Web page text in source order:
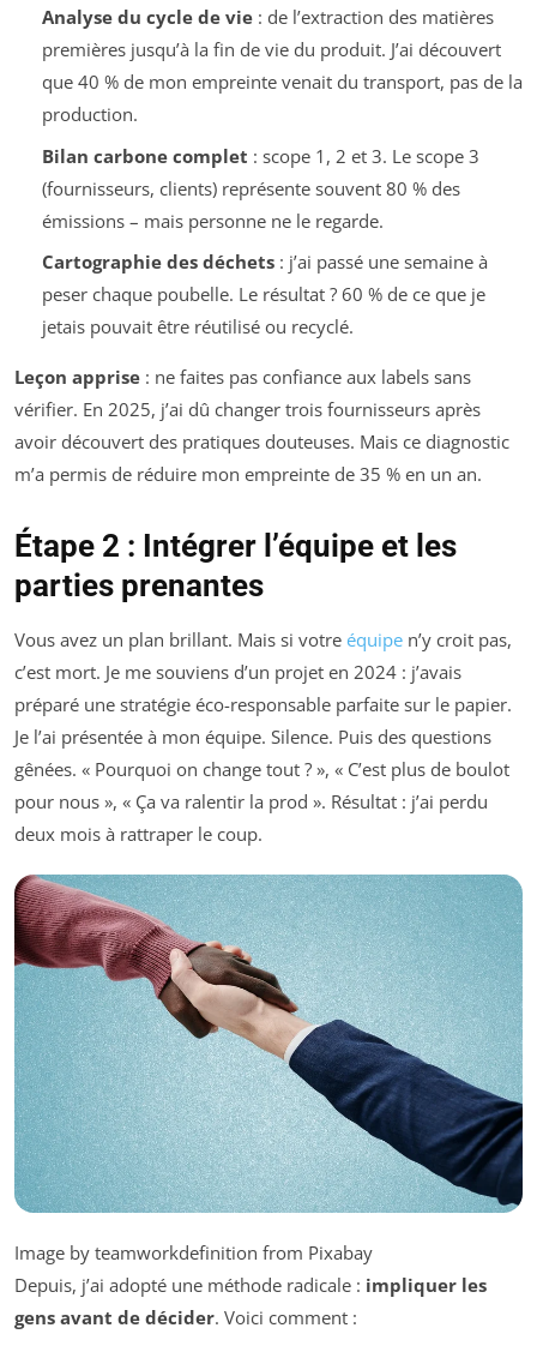
Analyse du cycle de vie: de l’extraction des matières
premières jusqu’à la fin de vie du produit. J’ai découvert
que 40 % de mon empreinte venait du transport, pas de la
production.
Bilan carbone complet : scope 1, 2 et 3. Le scope 3
(fournisseurs, clients) représente souvent 80 % des
émissions – mais personne ne le regarde.
Cartographie des déchets: j’ai passé une semaine à
peser chaque poubelle. Le résultat ? 60 % de ce que je
jetais pouvait être réutilisé ou recyclé.
Leçon apprise : ne faites pas confiance aux labels sans
vérifier. En 2025, j’ai dû changer trois fournisseurs après
avoir découvert des pratiques douteuses. Mais ce diagnostic
m’a permis de réduire mon empreinte de 35 % en un an.
Étape 2 : Intégrer l’équipe et les
parties prenantes
Vous avez un plan brillant. Mais si votre équipe n’y croit pas,
c’est mort. Je me souviens d’un projet en 2024 : j’avais
préparé une stratégie éco-responsable parfaite sur le papier.
Je l’ai présentée à mon équipe. Silence. Puis des questions
gênées. « Pourquoi on change tout ? », « C’est plus de boulot
pour nous », « Ça va ralentir la prod ». Résultat : j’ai perdu
deux mois à rattraper le coup.
Image by teamworkdefinition from Pixabay
Depuis, j’ai adopté une méthode radicale : impliquer les
gens avant de décider. Voici comment :